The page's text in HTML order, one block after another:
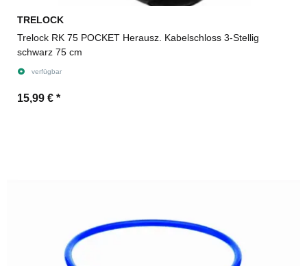
TRELOCK
Trelock RK 75 POCKET Herausz. Kabelschloss 3-Stellig
schwarz 75 cm
verfügbar
15,99 € *